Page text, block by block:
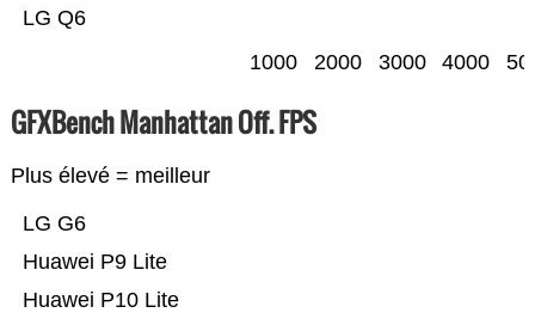
LG Q6
1000 2000 3000 4000
GFXBench Manhattan Off. FPS
Plus élevé = meilleur
Huawei P10 Lite
Huawei P9 Lite
LG G6